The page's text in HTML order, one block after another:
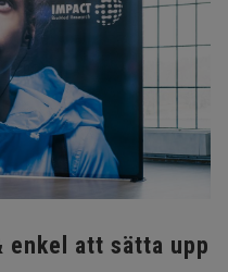
enkel att sätta upp